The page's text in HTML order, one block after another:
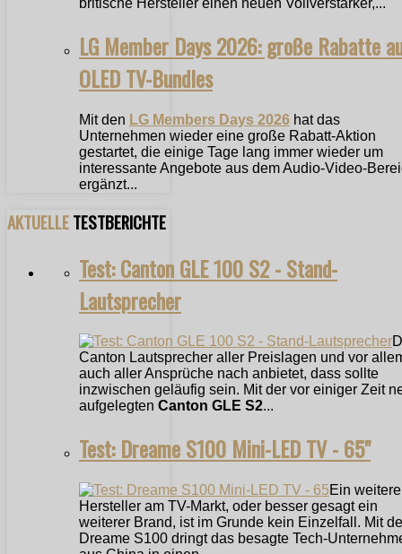
britische Hersteller einen neuen Vollverstärker,...
LG Member Days 2026: große Rabatte
OLED TV-Bundles
Mit den LG Members Days 2026 hat das
Unternehmen wieder eine große Rabatt-Aktion
gestartet, die einige Tage lang immer wieder um
interessante Angebote aus dem Audio-Video-
ergänzt...
AKTUELLETESTBERICHTE
Test: Canton GLE 100 S2 - Stand-
Lautsprecher
Canton Lautsprecher aller Preislagen und vor
auch aller Ansprüche nach anbietet, dass sollte
inzwischen geläufig sein. Mit der vor einiger Zeit
aufgelegten Canton GLE S2...
Test: Dreame S100 Mini-LED TV - 65"
Ein
Hersteller am TV-Markt, oder besser gesagt ein
weiterer Brand, ist im Grunde kein Einzelfall. Mit
Dreame S100 dringt das besagte Tech-